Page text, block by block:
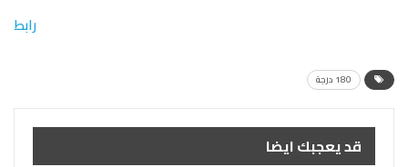
رابط
180 درجة
قد يعجبك ايضا